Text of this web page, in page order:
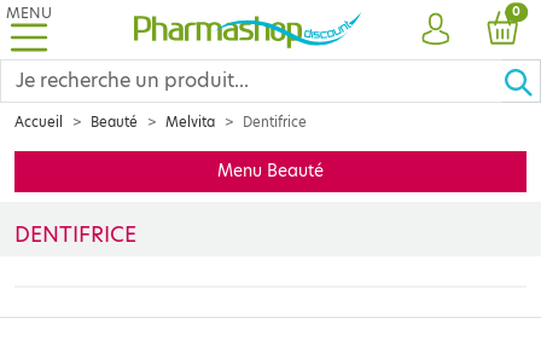
MENU
COMPTE
0
Accueil Beauté Melvita Dentifrice
Menu Beauté
DENTIFRICE